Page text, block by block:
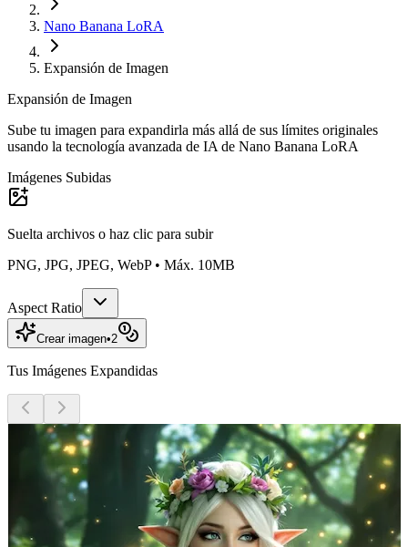
Nano Banana LoRA
Expansión de Imagen
Expansión de Imagen
Sube tu imagen para expandirla más allá de sus límites originales
usando la tecnología avanzada de IA de Nano Banana LoRA
Imágenes Subidas
Suelta archivos o haz clic para subir
PNG, JPG, JPEG, WebP • Máx. 10MB
Aspect Ratio
Crear imagen•2
Tus Imágenes Expandidas